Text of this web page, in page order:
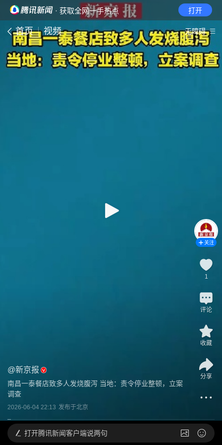
· 获取全网一手热点 打开
首页 视频 无障碍
@新京报
南昌一泰餐店致多人发烧腹泻 当地：责令停业整顿，立案
调查
2026-06-04 22:13 发布于北京
关注
1
评论
收藏
分享
打开腾讯新闻客户端说两句